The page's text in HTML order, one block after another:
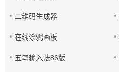
二维码生成器
在线涂鸦画板
五笔输入法86版